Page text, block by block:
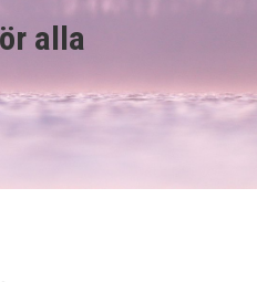
alla